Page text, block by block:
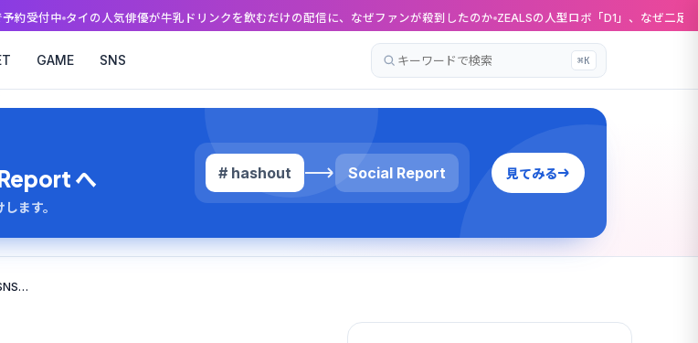
気俳優が牛乳ドリンクを飲むだけの配信に、なぜファンが殺到したのか ZEALSの人型ロボ「D1」、なぜ二足歩行をやめたのか
GAME SNS
記
事
を
⌘K
へ
ます。
# hashout Social Report 見てみる
「涙腺短歌」コンテストがXを揺らしている——クリネックスのSNSキャンペーンから学ぶUGC設計の妙